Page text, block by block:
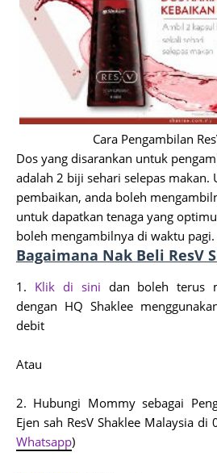
Cara Pengambilan
Dos yang disarankan untuk
adalah 2 biji sehari selepas makan.
pembaikan, anda boleh
untuk dapatkan tenaga yang
boleh mengambilnya di waktu pagi.
Bagaimana Nak Beli ResV
1. Klik di sini dan boleh terus
dengan HQ Shaklee
debit
Atau
2. Hubungi Mommy sebagai
Ejen sah ResV Shaklee Malaysia di
Whatsapp)